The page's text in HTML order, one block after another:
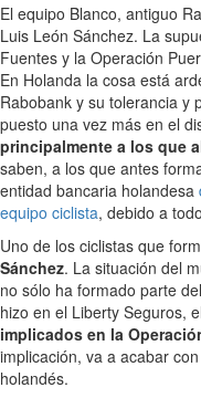
El equipo Blanco, antiguo
Luis León Sánchez. La
Fuentes y la Operación
En Holanda la cosa está
Rabobank y su tolerancia y
puesto una vez más en el
principalmente a los que
saben, a los que antes
entidad bancaria holandesa
equipo ciclista, debido a
Uno de los ciclistas que
Sánchez. La situación del
no sólo ha formado parte
hizo en el Liberty Seguros,
implicados en la
implicación, va a acabar
holandés.